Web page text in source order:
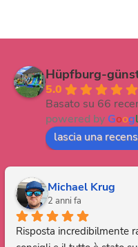
Hüpfburg-
5.0
Basato su 66
powered by Googl
lascia una
Michael Krug
2 anni fa
Risposta incredibilmente